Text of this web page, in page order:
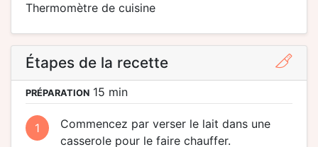
thermomètre de cuisine
Étapes de la recette
PRÉPARATION 15 min
1
Commencez par verser le lait dans une
casserole pour le faire chauffer.